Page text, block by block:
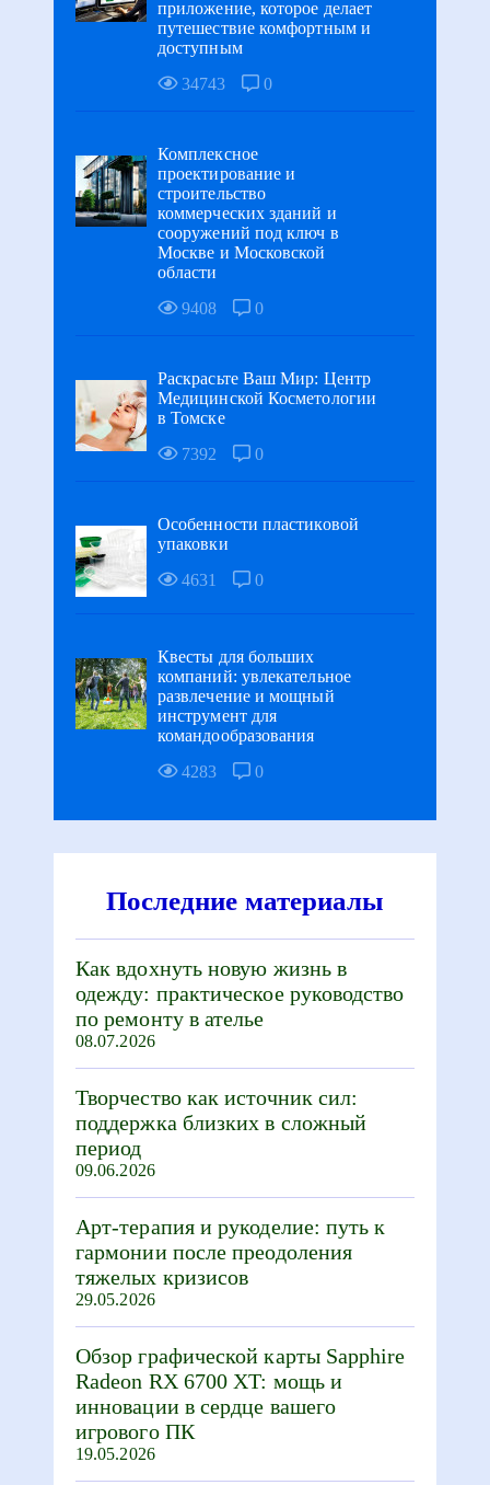
приложение, которое делает
путешествие комфортным и
доступным
34743
0
Комплексное
проектирование и
строительство
коммерческих зданий и
сооружений под ключ в
Москве и Московской
области
9408
0
Раскрасьте Ваш Мир: Центр
Медицинской Косметологии
в Томске
7392
0
Особенности пластиковой
упаковки
4631
0
Квесты для больших
компаний: увлекательное
развлечение и мощный
инструмент для
командообразования
4283
0
Последние материалы
Как вдохнуть новую жизнь в
одежду: практическое руководство
по ремонту в ателье
08.07.2026
Творчество как источник сил:
поддержка близких в сложный
период
09.06.2026
Арт-терапия и рукоделие: путь к
гармонии после преодоления
тяжелых кризисов
29.05.2026
Обзор графической карты Sapphire
Radeon RX 6700 XT: мощь и
инновации в сердце вашего
игрового ПК
19.05.2026